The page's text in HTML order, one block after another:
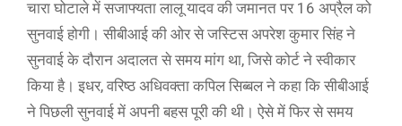
चारा घोटाले में सजाफ्यता लालू यादव की जमानत पर 16 अप्रैल को
सुनवाई होगी। सीबीआई की ओर से जस्टिस अपरेश कुमार सिंह ने
सुनवाई के दौरान अदालत से समय मांग था, जिसे कोर्ट ने स्वीकार
किया है। इधर, वरिष्ठ अधिवक्ता कपिल सिब्बल ने कहा कि सीबीआई
ने पिछली सुनवाई में अपनी बहस पूरी की थी। ऐसे में फिर से समय